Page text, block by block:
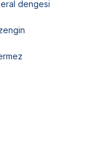
dengesi